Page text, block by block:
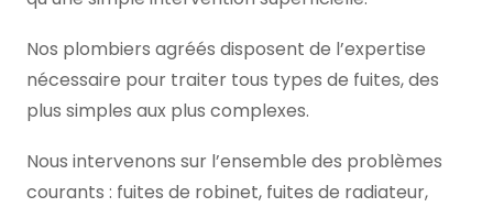
Nos plombiers agréés disposent de l’expertise
nécessaire pour traiter tous types de fuites, des
plus simples aux plus complexes.
Nous intervenons sur l’ensemble des problèmes
courants : fuites de robinet, fuites de radiateur,